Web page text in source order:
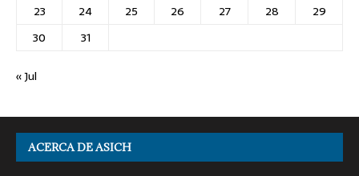
23
24 25 26 27 28
29
30
31
« Jul
ACERCA DE ASICH